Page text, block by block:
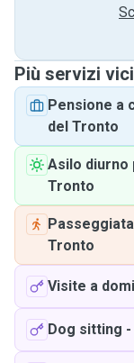
Più servizi
Pensione a
del Tronto
Asilo diurno
Tronto
Tronto
Visite a
Dog sitting -